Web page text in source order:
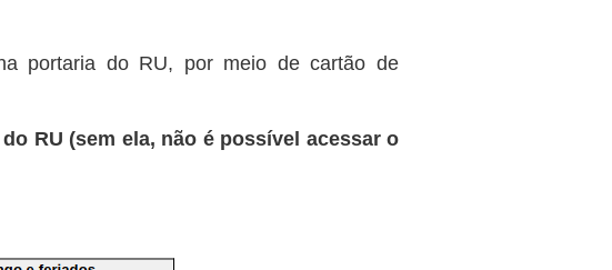
portaria do RU, por meio de cartão de
RU (sem ela, não é possível acessar o